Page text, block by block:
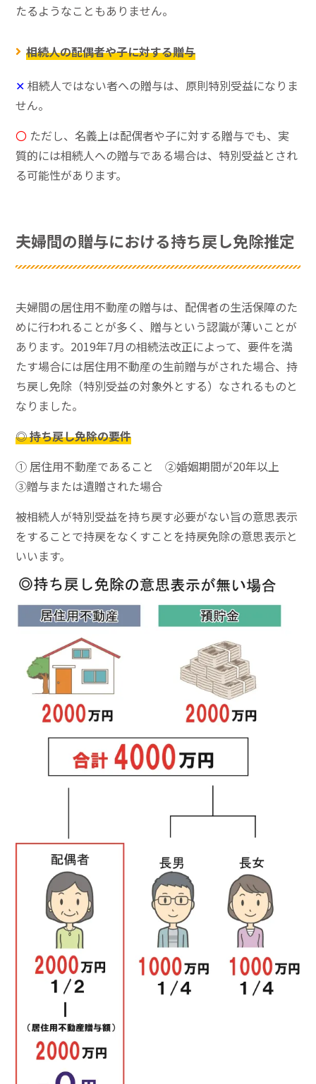
たるようなこともありません。
相続人の配偶者や子に対する贈与
✕相続人ではない者への贈与は、原則特別受益になりま
せん。
〇 ただし、名義上は配偶者や子に対する贈与でも、実
質的には相続人への贈与である場合は、特別受益とされ
る可能性があります。
夫婦間の贈与における持ち戻し免除推定
夫婦間の居住用不動産の贈与は、配偶者の生活保障のた
めに行われることが多く、贈与という認識が薄いことが
あります。2019年7月の相続法改正によって、要件を満
たす場合には居住用不動産の生前贈与がされた場合、持
ち戻し免除（特別受益の対象外とする）なされるものと
なりました。
◎ 持ち戻し免除の要件
① 居住用不動産であること ②婚姻期間が20年以上
③贈与または遺贈された場合
被相続人が特別受益を持ち戻す必要がない旨の意思表示
をすることで持戻をなくすことを持戻免除の意思表示と
いいます。